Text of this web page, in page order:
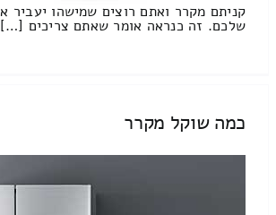
קניתם מקרר ואתם רוצים שמישהו יעביר
שלכם. זה כנראה אומר שאתם צריכים […]
כמה שוקל מקרר